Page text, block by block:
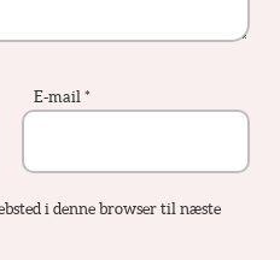
E-mail *
i denne browser til næste